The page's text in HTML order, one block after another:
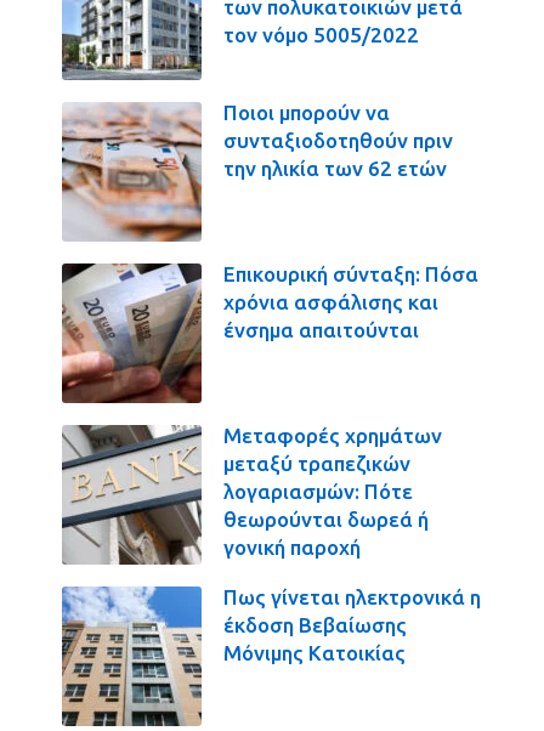
των πολυκατοικιών μετά
τον νόμο 5005/2022
Ποιοι μπορούν να
συνταξιοδοτηθούν πριν
την ηλικία των 62 ετών
Επικουρική σύνταξη: Πόσα
χρόνια ασφάλισης και
ένσημα απαιτούνται
Μεταφορές χρημάτων
μεταξύ τραπεζικών
λογαριασμών: Πότε
θεωρούνται δωρεά ή
γονική παροχή
Πως γίνεται ηλεκτρονικά η
έκδοση Βεβαίωσης
Μόνιμης Κατοικίας